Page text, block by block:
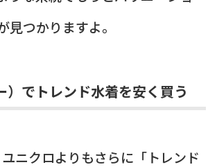
見つかりますよ。
）でトレンド水着を安く買う
ニクロよりもさらに「トレンド